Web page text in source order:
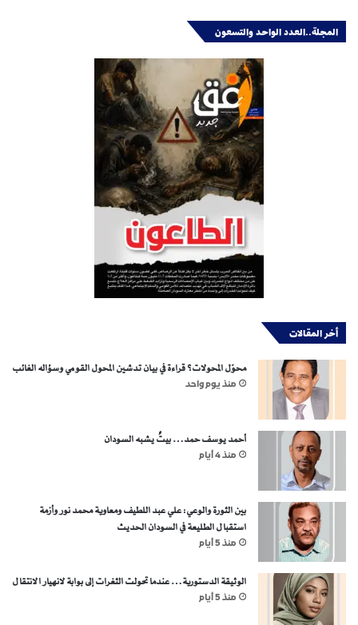
المجلة..العدد الواحد والتسعون
أخر المقالات
محوّل المحولات؟ قراءة في بيان تدشين المحول القومي وسؤاله الغائب
منذ يوم واحد
أحمد يوسف حمد… بيتٌ يشبه السودان
منذ 4 أيام
بين الثورة والوعي: علي عبد اللطيف ومعاوية محمد نور وأزمة
استقبال الطليعة في السودان الحديث
منذ 5 أيام
الوثيقة الدستورية… عندما تحولت الثغرات إلى بوابة لانهيار الانتقال
منذ 5 أيام